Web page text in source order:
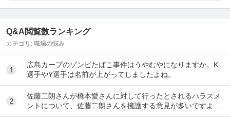
Q&A閲覧数ランキング
カテゴリ: 職場の悩み
1
広島カープのゾンビたばこ事件はうやむやになりますか。K
選手やY選手は名前が上がってしましたよね。
2
佐藤二朗さんが橋本愛さんに対して行ったとされるハラスメ
ントについて、佐藤二朗さんを擁護する意見が多いですよ
ね。 これは極端に言えば、 「ハラスメントでは...